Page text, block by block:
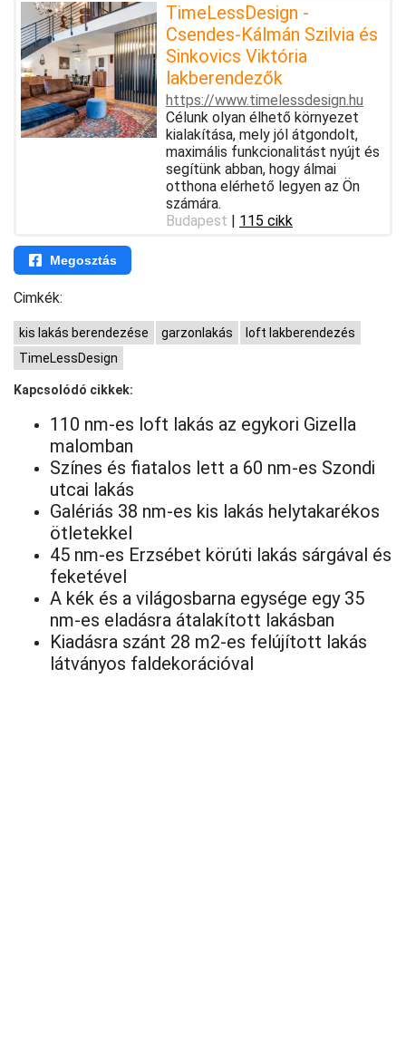
TimeLessDesign -
Csendes-Kálmán Szilvia és
Sinkovics Viktória
lakberendezők
https://www.timelessdesign.hu
Célunk olyan élhető környezet
kialakítása, mely jól átgondolt,
maximális funkcionalitást nyújt és
segítünk abban, hogy álmai
otthona elérhető legyen az Ön
számára.
Budapest | 115 cikk
Megosztás
Cimkék:
kis lakás berendezése garzonlakás
loft lakberendezés
TimeLessDesign
Kapcsolódó cikkek:
110 nm-es loft lakás az egykori Gizella
malomban
Színes és fiatalos lett a 60 nm-es Szondi
utcai lakás
Galériás 38 nm-es kis lakás helytakarékos
ötletekkel
45 nm-es Erzsébet körúti lakás sárgával és
feketével
A kék és a világosbarna egysége egy 35
nm-es eladásra átalakított lakásban
Kiadásra szánt 28 m2-es felújított lakás
látványos faldekorációval